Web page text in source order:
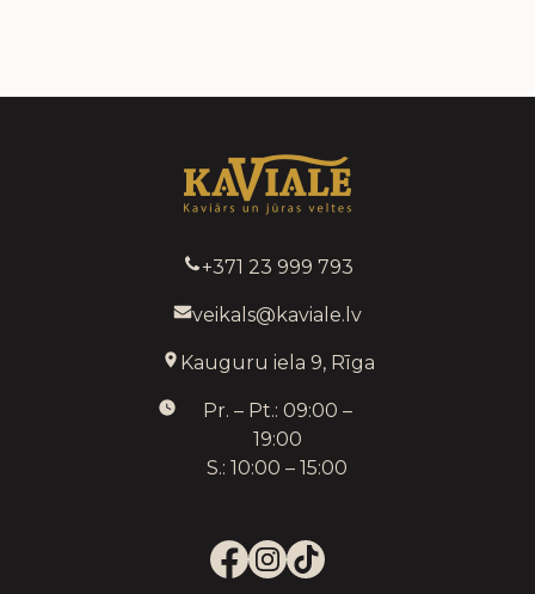
+371 23 999 793
veikals@kaviale.lv
Kauguru iela 9, Rīga
Pr. – Pt.: 09:00 –
19:00
S.: 10:00 – 15:00